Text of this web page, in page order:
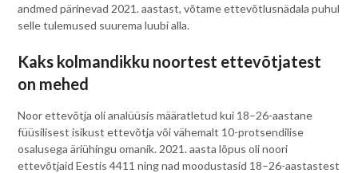
andmed pärinevad 2021. aastast, võtame ettevõtlusnädala puhul
selle tulemused suurema luubi alla.
Kaks kolmandikku noortest ettevõtjatest
on mehed
Noor ettevõtja oli analüüsis määratletud kui 18–26-aastane
füüsilisest isikust ettevõtja või vähemalt 10-protsendilise
osalusega äriühingu omanik. 2021. aasta lõpus oli noori
ettevõtjaid Eestis 4411 ning nad moodustasid 18–26-aastastest